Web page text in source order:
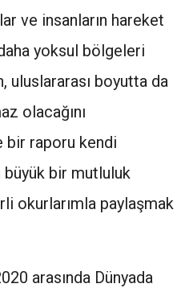
ve insanların hareket
daha yoksul bölgeleri
uluslararası boyutta da
olacağını
bir raporu kendi
bir mutluluk
okurlarımla paylaşmak
arasında Dünyada